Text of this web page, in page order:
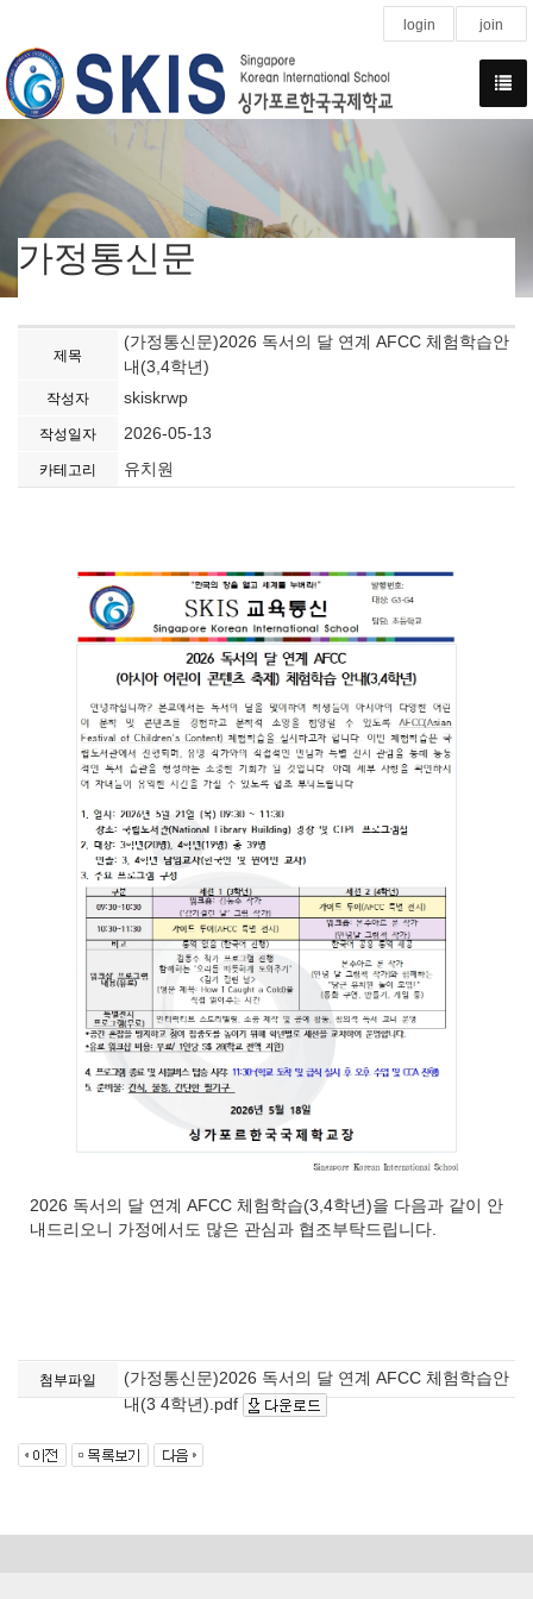
login join
가정통신문
제목
(가정통신문)2026 독서의 달 연계 AFCC 체험학습안
내(3,4학년)
작성자 skiskrwp
작성일자 2026-05-13
카테고리 유치원
2026 독서의 달 연계 AFCC 체험학습(3,4학년)을 다음과 같이 안
내드리오니 가정에서도 많은 관심과 협조부탁드립니다.
첨부파일
(가정통신문)2026 독서의 달 연계 AFCC 체험학습안
내(3 4학년).pdf